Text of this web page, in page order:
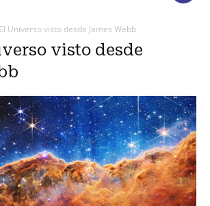
El Universo visto desde James Webb
visto desde